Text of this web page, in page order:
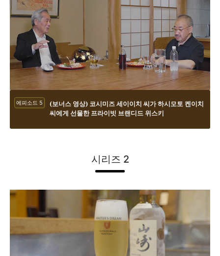
에피소드 5
(보너스 영상) 코시미즈 세이이치 씨가 하시모토 켄이치
씨에게 선물한 프라이빗 브랜디드 위스키
시리즈 2